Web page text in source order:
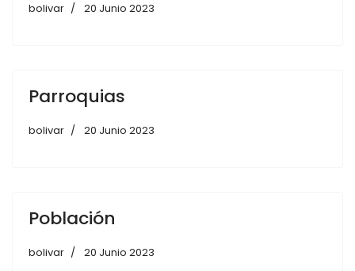
bolivar 20 Junio 2023
Parroquias
bolivar 20 Junio 2023
Población
bolivar 20 Junio 2023